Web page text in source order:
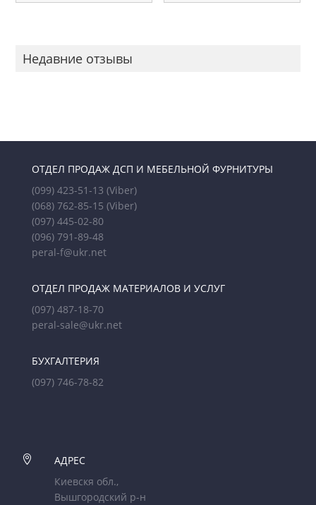
Недавние отзывы
ОТДЕЛ ПРОДАЖ ДСП И МЕБЕЛЬНОЙ ФУРНИТУРЫ
(099) 423-51-13 (Viber)
(068) 762-85-15 (Viber)
(097) 445-02-80
(096) 791-89-48
peral-f@ukr.net
ОТДЕЛ ПРОДАЖ МАТЕРИАЛОВ И УСЛУГ
(097) 487-18-70
peral-sale@ukr.net
БУХГАЛТЕРИЯ
(097) 746-78-82

АДРЕС
Киевскя обл.,
Вышгородский р-н